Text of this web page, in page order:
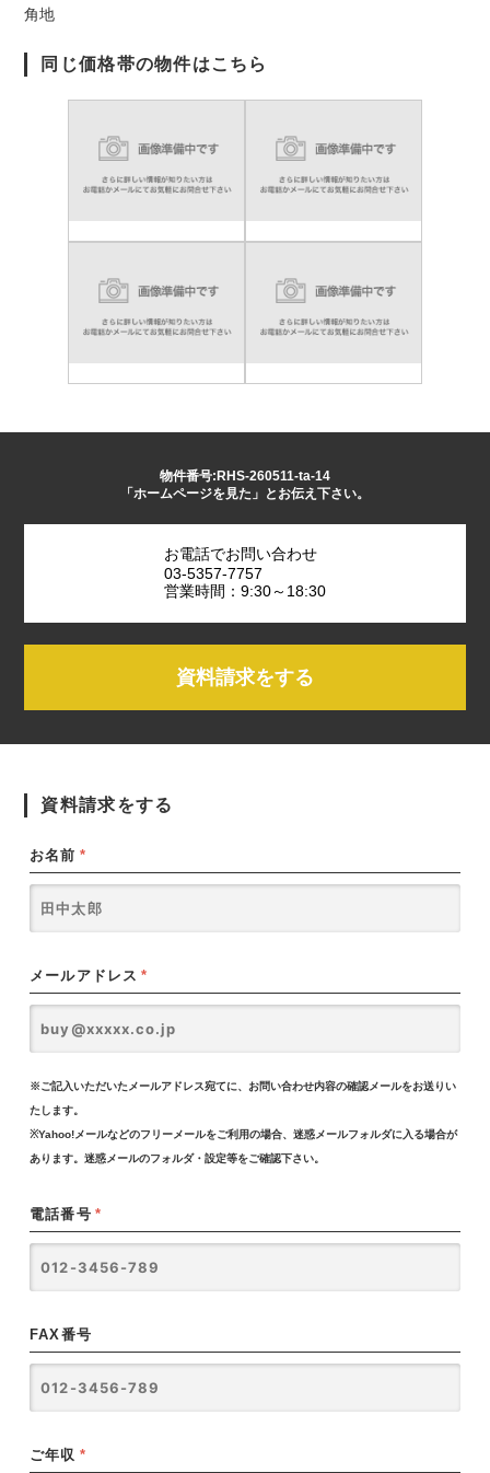
角地
同じ価格帯の物件はこちら
物件番号:RHS-260511-ta-14
「ホームページを見た」とお伝え下さい。
お電話でお問い合わせ
03-5357-7757
営業時間：9:30～18:30
資料請求をする
資料請求をする
お名前 *
メールアドレス *
※ご記入いただいたメールアドレス宛てに、お問い合わせ内容の確認メールをお送りい
たします。
※Yahoo!メールなどのフリーメールをご利用の場合、迷惑メールフォルダに入る場合が
あります。迷惑メールのフォルダ・設定等をご確認下さい。
電話番号 *
FAX番号
ご年収 *